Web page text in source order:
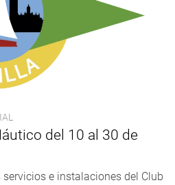
del 10 al 30 de
e instalaciones del Club